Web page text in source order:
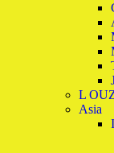
L
Asia